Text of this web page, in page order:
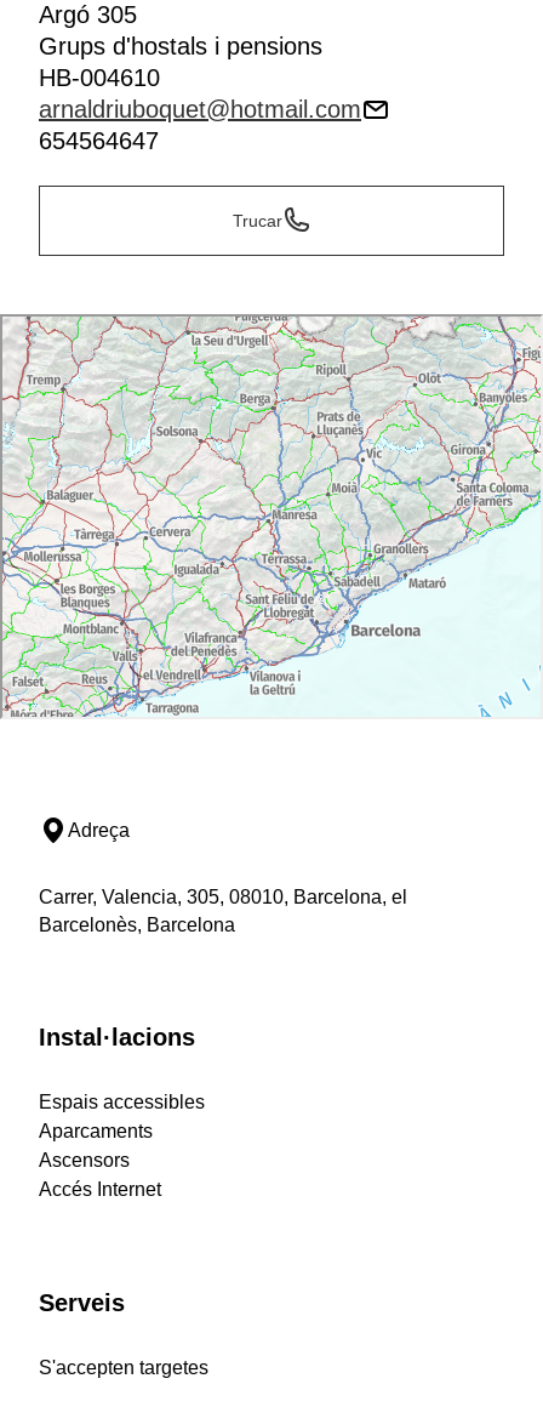
Argó 305
Grups d'hostals i pensions
HB-004610
arnaldriuboquet@hotmail.com
654564647
Trucar
Adreça
Carrer, Valencia, 305, 08010, Barcelona, el
Barcelonès, Barcelona
Instal·lacions
Espais accessibles
Aparcaments
Ascensors
Accés Internet
Serveis
S'accepten targetes